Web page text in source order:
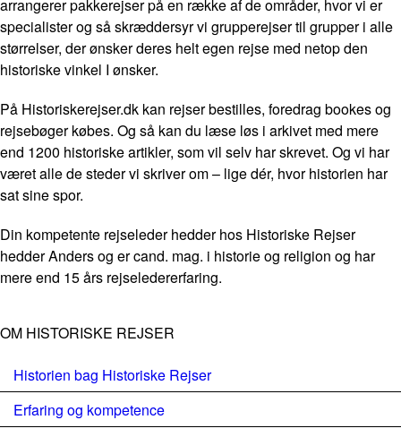
arrangerer pakkerejser på en række af de områder, hvor vi er
specialister og så skræddersyr vi grupperejser til grupper i alle
størrelser, der ønsker deres helt egen rejse med netop den
historiske vinkel I ønsker.
På Historiskerejser.dk kan rejser bestilles, foredrag bookes og
rejsebøger købes. Og så kan du læse løs i arkivet med mere
end 1200 historiske artikler, som vil selv har skrevet. Og vi har
været alle de steder vi skriver om – lige dér, hvor historien har
sat sine spor.
Din kompetente rejseleder hedder hos Historiske Rejser
hedder Anders og er cand. mag. i historie og religion og har
mere end 15 års rejseledererfaring.
OM HISTORISKE REJSER
Historien bag Historiske Rejser
Erfaring og kompetence